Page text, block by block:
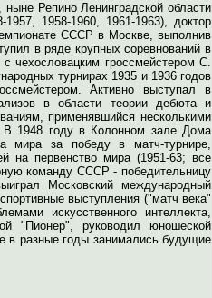
Репино Ленинградской области
1958-1960, 1961-1963), доктор
СССР в Москве, выполнив
в ряде крупных соревнований в
чехословацким гроссмейстером С.
турнирах 1935 и 1936 годов
Активно выступал в
в области теории дебюта и
применявшийся несколькими
В 1948 году в Колонном зале Дома
мира за победу в матч-турнире,
на первенство мира (1951-63; все
команду СССР - победительницу
Московский международный
выступления ("матч века"
искусственного интеллекта,
"Пионер", руководил юношеской
в разные годы занимались будущие